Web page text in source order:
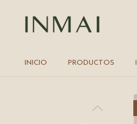
INICIO PRODUCTOS